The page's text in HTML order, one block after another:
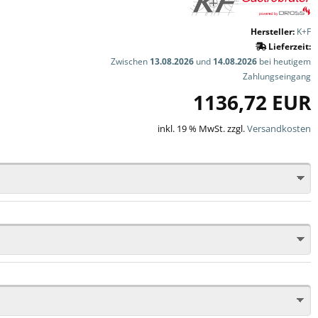
Hersteller: K+F
Lieferzeit:
Zwischen 13.08.2026 und 14.08.2026 bei heutigem
Zahlungseingang
1136,72 EUR
inkl. 19 % MwSt. zzgl.Versandkosten